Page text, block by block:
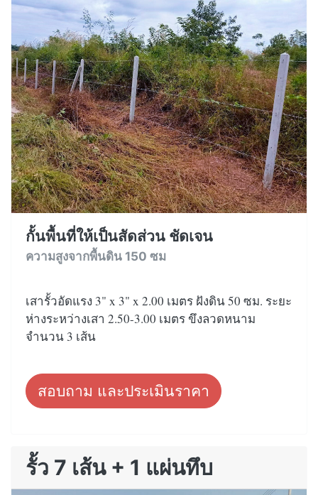
กั้นพื้นที่ให้เป็นสัดส่วน ชัดเจน
ความสูงจากพื้นดิน 150 ซม
เสารั้วอัดแรง 3" x 3" x 2.00 เมตร ฝังดิน 50 ซม. ระยะ
ห่างระหว่างเสา 2.50-3.00 เมตร ขึงลวดหนาม
จำนวน 3 เส้น
สอบถาม และประเมินราคา
รั้ว 7 เส้น + 1 แผ่นทึบ